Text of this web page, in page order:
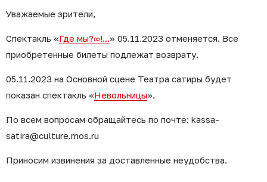
Уважаемые зрители,
Спектакль «Где мы?∞!...» 05.11.2023 отменяется. Все
приобретенные билеты подлежат возврату.
05.11.2023 на Основной сцене Театра сатиры будет
показан спектакль «Невольницы».
По всем вопросам обращайтесь по почте: kassa-
satira@culture.mos.ru
Приносим извинения за доставленные неудобства.